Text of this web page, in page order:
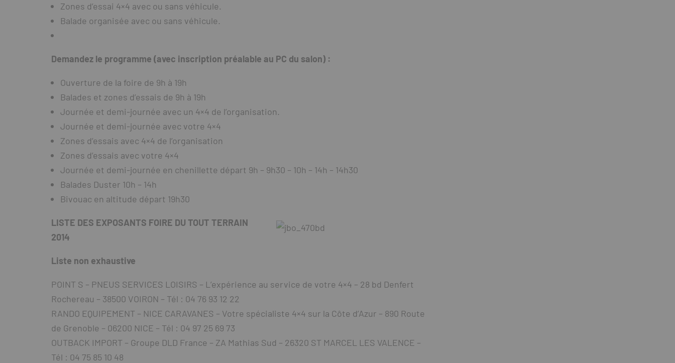
Zones d’essai 4×4 avec ou sans véhicule.
Balade organisée avec ou sans véhicule.
Demandez le programme (avec inscription préalable au PC du salon) :
Ouverture de la foire de 9h à 19h
Balades et zones d’essais de 9h à 19h
Journée et demi-journée avec un 4×4 de l’organisation.
Journée et demi-journée avec votre 4×4
Zones d’essais avec 4×4 de l’organisation
Zones d’essais avec votre 4×4
Journée et demi-journée en chenillette départ 9h – 9h30 – 10h – 14h – 14h30
Balades Duster 10h – 14h
Bivouac en altitude départ 19h30
LISTE DES EXPOSANTS FOIRE DU TOUT TERRAIN
2014
Liste non exhaustive
POINT S – PNEUS SERVICES LOISIRS – L’expérience au service de votre 4×4 – 28 bd Denfert
Rochereau – 38500 VOIRON – Tél : 04 76 93 12 22
RANDO EQUIPEMENT – NICE CARAVANES – Votre spécialiste 4×4 sur la Côte d’Azur – 890 Route
de Grenoble – 06200 NICE – Tél : 04 97 25 69 73
OUTBACK IMPORT – Groupe DLD France – ZA Mathias Sud – 26320 ST MARCEL LES VALENCE –
Tél : 04 75 85 10 48